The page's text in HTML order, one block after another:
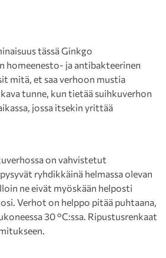
tässä Ginkgo
homeenesto- ja antibakteerinen
mitä, et saa verhoon mustia
tunne, kun tietää suihkuverhon
jossa itsekin yrittää
on vahvistetut
ryhdikkäinä helmassa olevan
ne eivät myöskään helposti
Verhot on helppo pitää puhtaana,
30 °C:ssa. Ripustusrenkaat